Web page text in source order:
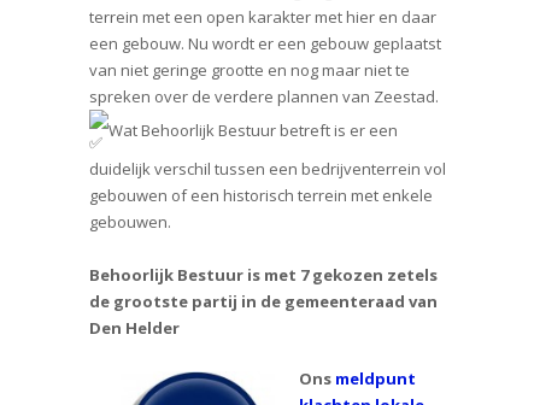
terrein met een open karakter met hier en daar
een gebouw. Nu wordt er een gebouw geplaatst
van niet geringe grootte en nog maar niet te
spreken over de verdere plannen van Zeestad.
Wat Behoorlijk Bestuur betreft is er een
duidelijk verschil tussen een bedrijventerrein vol
gebouwen of een historisch terrein met enkele
gebouwen.
Behoorlijk Bestuur is met 7 gekozen zetels
de grootste partij in de gemeenteraad van
Den Helder
Ons meldpunt